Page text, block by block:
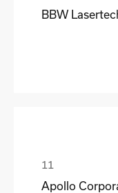
BBW
Apollo